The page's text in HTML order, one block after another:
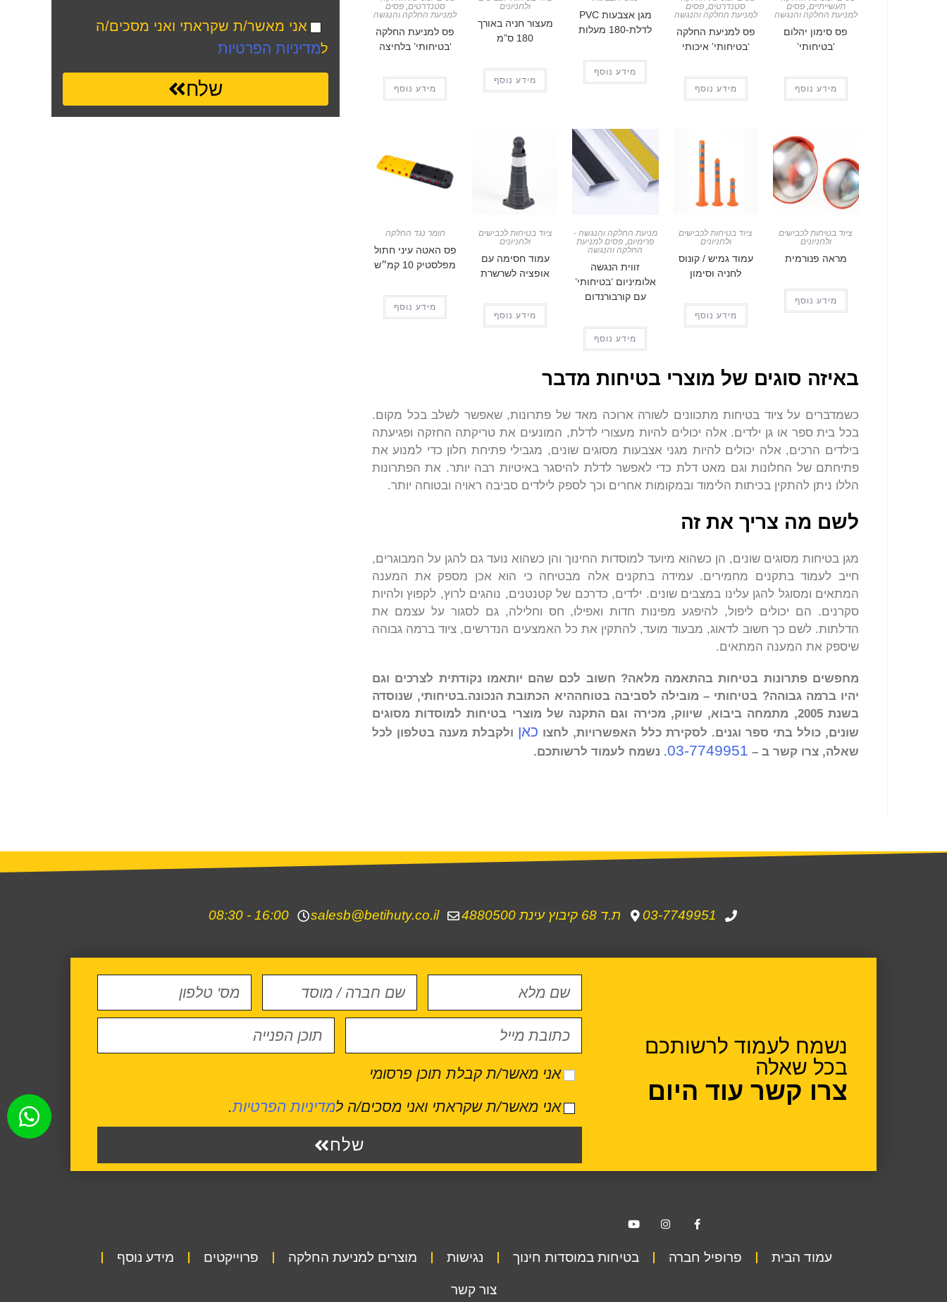
תעשייתיים,פסים
למניעת החלקה והנגשה
פס סימון יהלום
‘בטיחותי’
מידע נוסף
סטנדרטים, פסים
למניעת החלקה והנגשה
פס למניעת החלקה
‘בטיחותי’ איכותי
מידע נוסף
מגן אצבעות PVC
לדלת-180 מעלות
מידע נוסף
ולחניונים
מעצור חניה באורך
180 ס”מ
מידע נוסף
סטנדרטים,פסים
למניעת החלקה והנגשה
פס למניעת החלקה
‘בטיחותי’ בלחיצה
מידע נוסף
ציוד בטיחות לכבישים
ולחניונים
מראה פנורמית
מידע נוסף
ציוד בטיחות לכבישים
ולחניונים
עמוד גמיש / קונוס
לחניה וסימון
מידע נוסף
מניעת החלקה והנגשה -
פרימיום, פסים למניעת
החלקה והנגשה
זווית הנגשה
אלומיניום ‘בטיחותי’
עם קורבורנדום
מידע נוסף
ציוד בטיחות לכבישים
ולחניונים
עמוד חסימה עם
אופציה לשרשרת
מידע נוסף
חומר נגד החלקה
פס האטה עיני חתול
מפלסטיק 10 קמ״ש
מידע נוסף
באיזה סוגים של מוצרי בטיחות מדבר
כשמדברים על ציוד בטיחות מתכוונים לשורה ארוכה מאד של פתרונות, שאפשר לשלב בכל מקום.
בכל בית ספר או גן ילדים. אלה יכולים להיות מעצורי לדלת, המונעים את טריקתה החזקה ופגיעתה
בילדים הרכים, אלה יכולים להיות מגני אצבעות מסוגים שונים, מגבילי פתיחת חלון כדי למנוע את
פתיחתם של החלונות וגם מאט דלת כדי לאפשר לדלת להיסגר באיטיות רבה יותר. את הפתרונות
הללו ניתן להתקין בכיתות הלימוד ובמקומות אחרים וכך לספק לילדים סביבה ראויה ובטוחה יותר.
לשם מה צריך את זה
מגן בטיחות מסוגים שונים, הן כשהוא מיועד למוסדות החינוך והן כשהוא נועד גם להגן על המבוגרים,
חייב לעמוד בתקנים מחמירים. עמידה בתקנים אלה מבטיחה כי הוא אכן מספק את המענה
המתאים ומסוגל להגן עלינו במצבים שונים. ילדים, כדרכם של קטנטנים, נוהגים לרוץ, לקפוץ ולהיות
סקרנים. הם יכולים ליפול, להיפגע מפינות חדות ואפילו, חס וחלילה, גם לסגור על עצמם את
הדלתות. לשם כך חשוב לדאוג, מבעוד מועד, להתקין את כל האמצעים הנדרשים, ציוד ברמה גבוהה
שיספק את המענה המתאים.
מחפשים פתרונות בטיחות בהתאמה מלאה? חשוב לכם שהם יותאמו נקודתית לצרכים וגם
יהיו ברמה גבוהה? בטיחותי – מובילה לסביבה בטוחההיא הכתובת הנכונה.בטיחותי, שנוסדה
בשנת 2005, מתמחה ביבוא, שיווק, מכירה וגם התקנה של מוצרי בטיחות למוסדות מסוגים
שונים, כולל בתי ספר וגנים. לסקירת כלל האפשרויות, לחצו כאן ולקבלת מענה בטלפון לכל
שאלה, צרו קשר ב – 03-7749951. נשמח לעמוד לרשותכם.
אני מאשר/ת שקראתי ואני מסכים/ה
למדיניות הפרטיות
שלח
03-7749951 ת.ד 68 קיבוץ עינת 4880500 salesb@betihuty.co.il
16:00 - 08:30
נשמח לעמוד לרשותכם
בכל שאלה
צרו קשר עוד היום
אני מאשר/ת קבלת תוכן פרסומי
אני מאשר/ת שקראתי ואני מסכים/ה למדיניות הפרטיות.
שלח
עמוד הבית פרופיל חברה בטיחות במוסדות חינוך נגישות מוצרים למניעת החלקה פרוייקטים מידע נוסף
צור קשר